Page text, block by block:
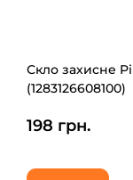
Скло захисне
(1283126608100)
198 грн.